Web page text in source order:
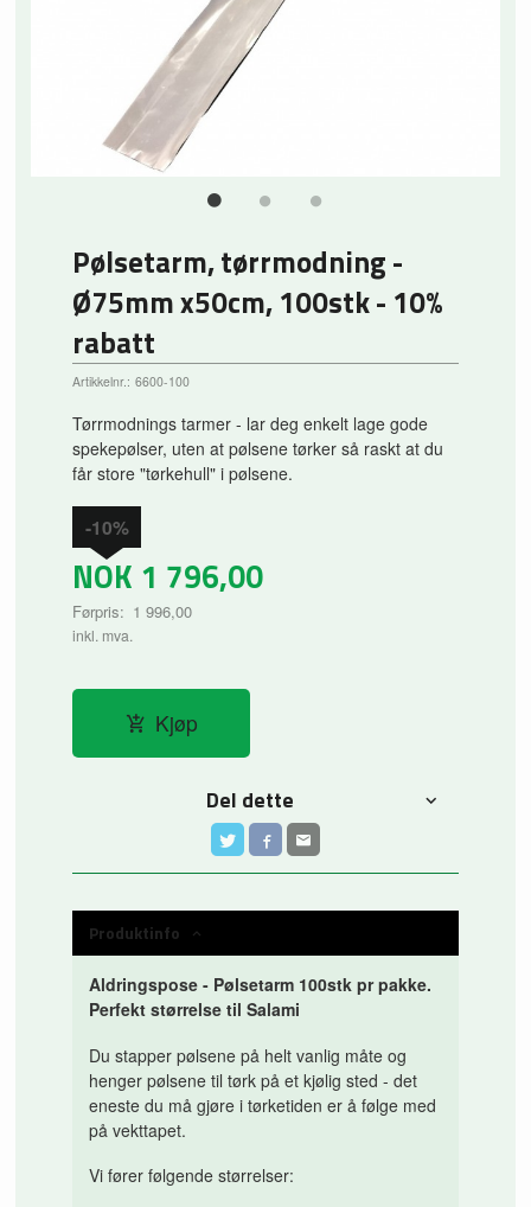
Pølsetarm, tørrmodning -
Ø75mm x50cm, 100stk - 10%
rabatt
Artikkelnr.: 6600-100
Tørrmodnings tarmer - lar deg enkelt lage gode
spekepølser, uten at pølsene tørker så raskt at du
får store "tørkehull" i pølsene.
NOK 1 796,00
Førpris: 1 996,00
Rabatt
-10%
inkl. mva.
Kjøp
Del dette
Produktinfo
Aldringspose - Pølsetarm 100stk pr pakke.
Perfekt størrelse til Salami
Du stapper pølsene på helt vanlig måte og
henger pølsene til tørk på et kjølig sted - det
eneste du må gjøre i tørketiden er å følge med
på vekttapet.
Vi fører følgende størrelser: